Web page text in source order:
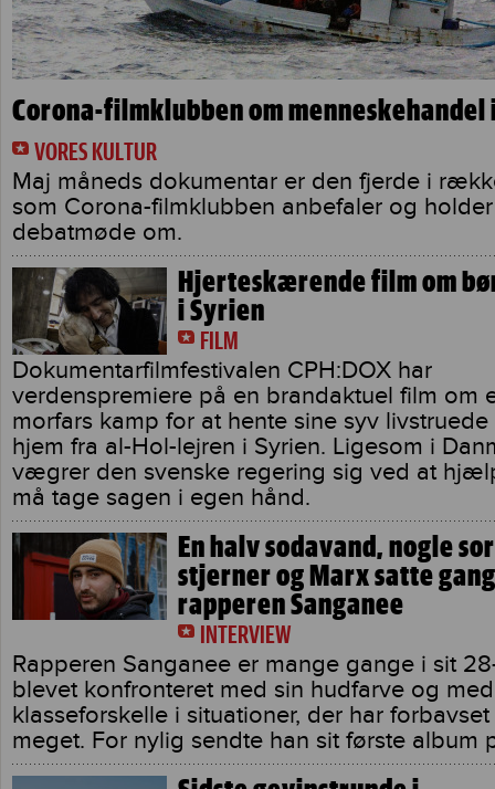
Corona-filmklubben om menneskehandel
VORES KULTUR
Maj måneds dokumentar er den fjerde i
som Corona-filmklubben anbefaler og holder
debatmøde om.
Hjerteskærende film om
i Syrien
FILM
Dokumentarfilmfestivalen CPH:DOX har
verdenspremiere på en brandaktuel film om
morfars kamp for at hente sine syv
hjem fra al-Hol-lejren i Syrien. Ligesom i
vægrer den svenske regering sig ved at
må tage sagen i egen hånd.
En halv sodavand, nogle
stjerner og Marx satte
rapperen Sanganee
INTERVIEW
Rapperen Sanganee er mange gange i sit
blevet konfronteret med sin hudfarve og med
klasseforskelle i situationer, der har
meget. For nylig sendte han sit første album